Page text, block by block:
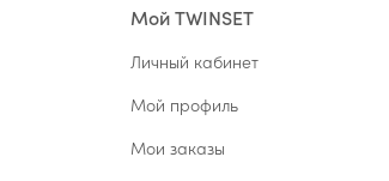
Мой TWINSET
Личный кабинет
Мой профиль
Мои заказы